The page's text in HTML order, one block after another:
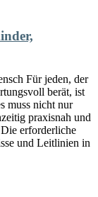
Für jeden, der
berät, ist
muss nicht nur
praxisnah und
erforderliche
und Leitlinien in